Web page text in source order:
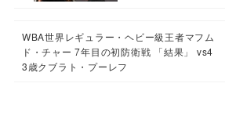
WBA世界レギュラー・ヘビー級王者マフム
ド・チャー 7年目の初防衛戦 「結果」 vs4
3歳クブラト・プーレフ